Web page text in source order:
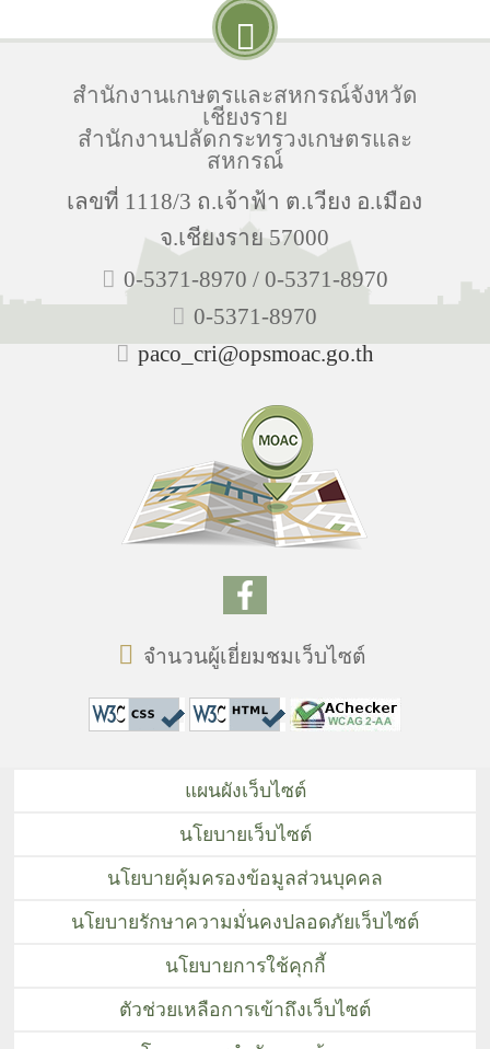
สำนักงานเกษตรและสหกรณ์จังหวัด
เชียงราย
สำนักงานปลัดกระทรวงเกษตรและ
สหกรณ์
เลขที่ 1118/3 ถ.เจ้าฟ้า ต.เวียง อ.เมือง
จ.เชียงราย 57000
0-5371-8970 / 0-5371-8970
0-5371-8970
paco_cri@opsmoac.go.th
จำนวนผู้เยี่ยมชมเว็บไซต์
แผนผังเว็บไซต์
นโยบายเว็บไซต์
นโยบายคุ้มครองข้อมูลส่วนบุคคล
นโยบายรักษาความมั่นคงปลอดภัยเว็บไซต์
นโยบายการใช้คุกกี้
ตัวช่วยเหลือการเข้าถึงเว็บไซต์